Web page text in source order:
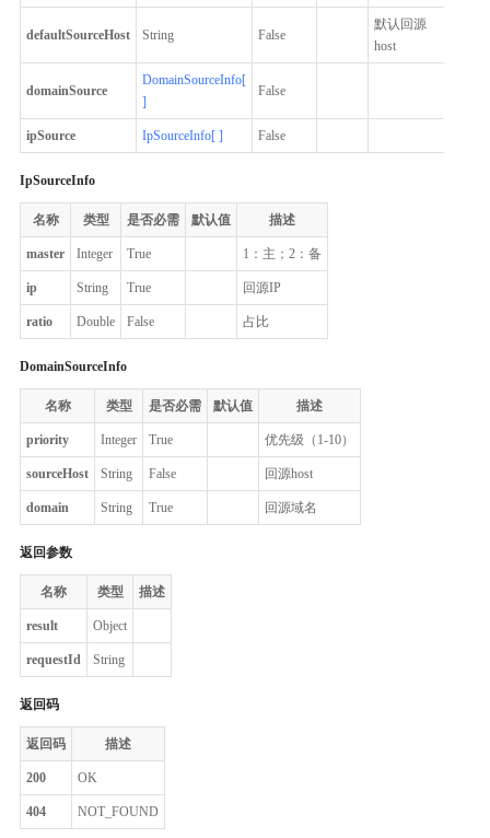
defaultSourceHost String False
默认回源
host
domainSource
DomainSourceInfo[
]
False
ipSource IpSourceInfo[ ] False
IpSourceInfo
名称 类型 是否必需 默认值 描述
master Integer True 1：主；2：备
ip String True 回源IP
ratio Double False 占比
DomainSourceInfo
名称 类型 是否必需 默认值 描述
priority Integer True 优先级（1-10）
sourceHost String False 回源host
domain String True 回源域名
返回参数
名称 类型 描述
result Object
requestId String
返回码
返回码 描述
200 OK
404 NOT_FOUND